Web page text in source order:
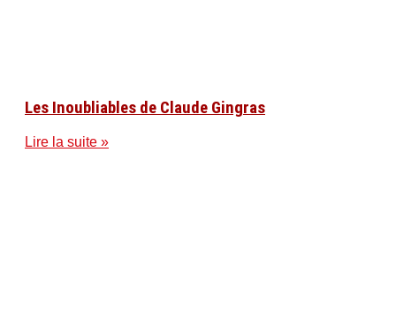
Les Inoubliables de Claude Gingras
Lire la suite »